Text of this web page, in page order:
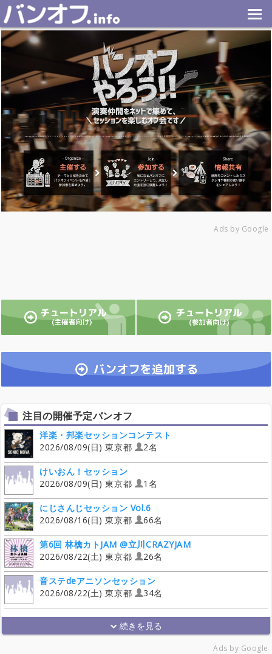
Ads by Google
注目の開催予定バンオフ
洋楽・邦楽セッションコンテスト
2026/08/09(日) 東京都
2名
けいおん！セッション
2026/08/09(日) 東京都
1名
にじさんじセッション Vol.6
2026/08/16(日) 東京都
66名
第6回 林檎カトJAM @立川CRAZYJAM
2026/08/22(土) 東京都
26名
音ステdeアニソンセッション
2026/08/22(土) 東京都
34名
Ads by Google